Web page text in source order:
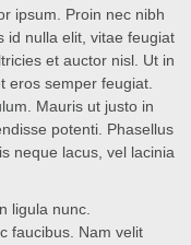
ipsum. Proin nec nibh
id nulla elit, vitae feugiat
et auctor nisl. Ut in
eros semper feugiat.
Mauris ut justo in
potenti. Phasellus
neque lacus, vel lacinia
ligula nunc.
faucibus. Nam velit